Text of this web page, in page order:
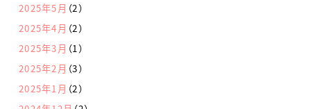
2025年5月 （2）
2025年4月 （2）
2025年3月 （1）
2025年2月 （3）
2025年1月 （2）